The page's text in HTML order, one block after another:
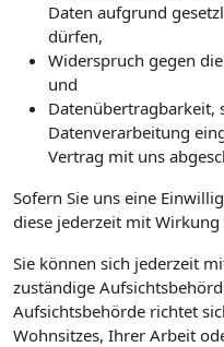
Daten aufgrund
dürfen,
Widerspruch gegen
und
Datenübertragbarkeit,
Datenverarbeitung
Vertrag mit uns
Sofern Sie uns eine
diese jederzeit mit
Sie können sich jederzeit
zuständige
Aufsichtsbehörde richtet
Wohnsitzes, Ihrer Arbeit